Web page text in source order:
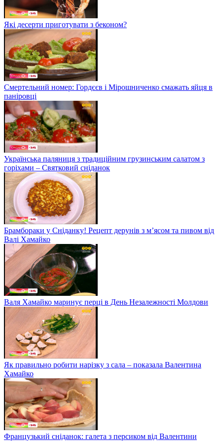
Які десерти приготувати з беконом?
Смертельний номер: Гордєєв і Мірошниченко смажать яйця в
паніровці
Українська паляниця з традиційним грузинським салатом з
горіхами – Святковий сніданок
Брамбораки у Сніданку! Рецепт дерунів з м’ясом та пивом від
Валі Хамайко
Валя Хамайко маринує перці в День Незалежності Молдови
Як правильно робити нарізку з сала – показала Валентина
Хамайко
Французький сніданок: галета з персиком від Валентини